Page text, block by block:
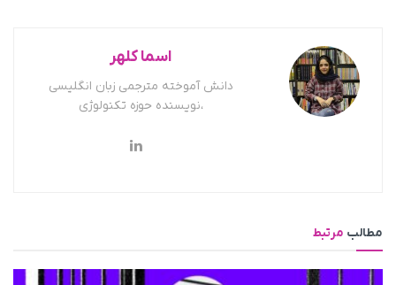
اسما کلهر
دانش آموخته مترجمی زبان انگلیسی
،نویسنده حوزه تکنولوژی
مطالب مرتبط